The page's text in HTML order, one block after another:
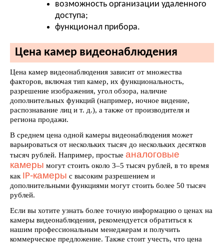
возможность организации удаленного
доступа;
функционал прибора.
Цена камер видеонаблюдения
Цена камер видеонаблюдения зависит от множества
факторов, включая тип камер, их функциональность,
разрешение изображения, угол обзора, наличие
дополнительных функций (например, ночное видение,
распознавание лиц и т. д.), а также от производителя и
региона продажи.
В среднем цена одной камеры видеонаблюдения может
варьироваться от нескольких тысяч до нескольких десятков
тысяч рублей. Например, простые аналоговые
камеры могут стоить около 3–5 тысяч рублей, в то время
как IP-камеры с высоким разрешением и
дополнительными функциями могут стоить более 50 тысяч
рублей.
Если вы хотите узнать более точную информацию о ценах на
камеры видеонаблюдения, рекомендуется обратиться к
нашим профессиональным менеджерам и получить
коммерческое предложение. Также стоит учесть, что цена